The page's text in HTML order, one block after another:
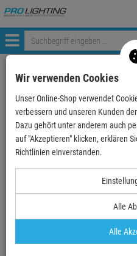
Menü
Weiter einkaufen ProLighting
Schutzkontaktpeitsche
Schutzkontaktpeitsche
female mit 2 Bügel auf
Schutzkontaktstecker
STV2610AG
Finanzierung ab7,16 EUR/
Wir verwenden Cookies
Unser Online-Shop verwendet
verbessern und unseren Kunden
Dazu gehört unter anderem auch
auf "Akzeptieren" klicken, erklären
Richtlinien einverstanden.
Alle
Alle